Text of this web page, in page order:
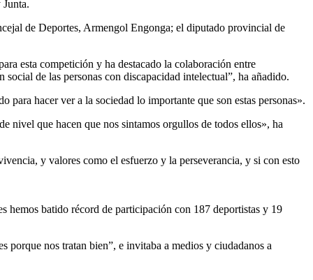
de Deportes, Armengol Engonga; el diputado provincial de
esta competición y ha destacado la colaboración entre
de las personas con discapacidad intelectual”, ha añadido.
para hacer ver a la sociedad lo importante que son estas personas».
nivel que hacen que nos sintamos orgullos de todos ellos», ha
y valores como el esfuerzo y la perseverancia, y si con esto
hemos batido récord de participación con 187 deportistas y 19
porque nos tratan bien”, e invitaba a medios y ciudadanos a